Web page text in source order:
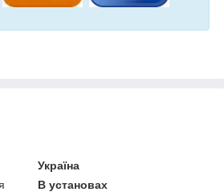
Україна
В установах